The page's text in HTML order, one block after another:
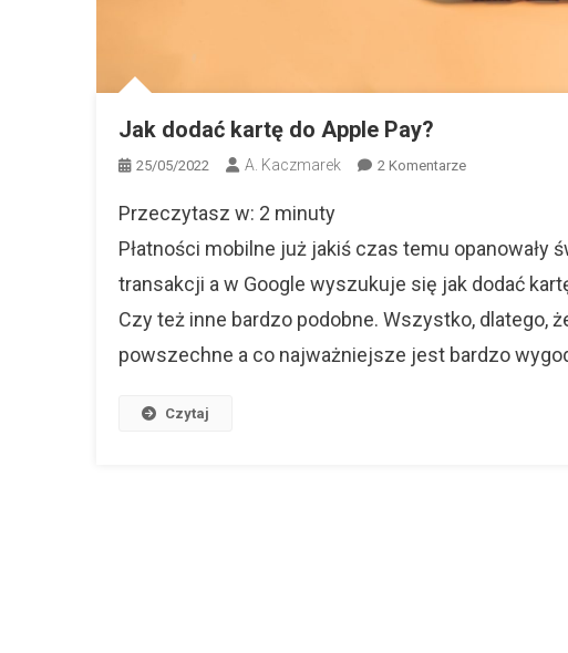
Jak dodać kartę do Apple Pay?
25/05/2022 A. Kaczmarek 2 KomentarzeDo
Kartę
Apple
Pay?
Przeczytasz w: 2 minuty
Płatności mobilne już jakiś czas temu opanowały
transakcji a w Google wyszukuje się jak dodać
Czy też inne bardzo podobne. Wszystko, dlatego,
powszechne a co najważniejsze jest bardzo
Czytaj